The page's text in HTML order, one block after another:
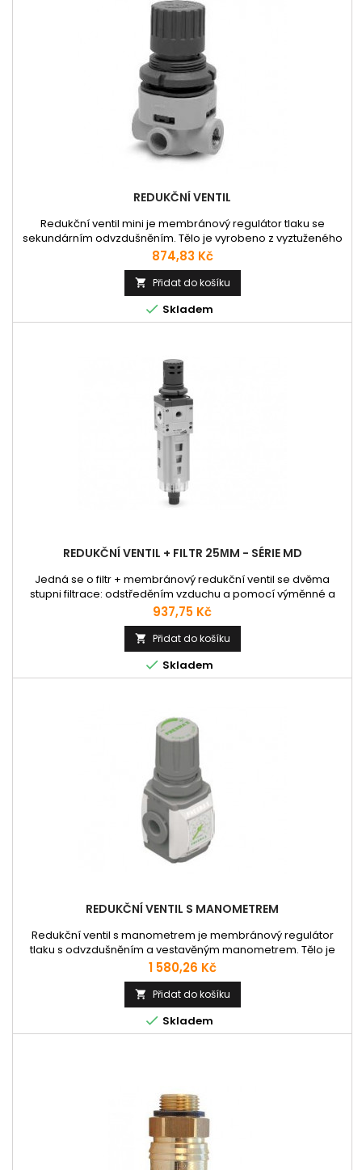
REDUKČNÍ VENTIL
Redukční ventil mini je membránový regulátor tlaku se
sekundárním odvzdušněním. Tělo je vyrobeno z vyztuženého
technopolymeru s mosaznými závitovými přípoji, obsahuje
ovládací konflík s aretací zatlačením směrem dolů, dále má
dva přípoje (závit 1/8") pro měření tlaku se záslepkou a matici
pro montáž do panelu. Tlak: 0,5-10bar
Cena
874,83 Kč
 Přidat do košíku
 Skladem
REDUKČNÍ VENTIL + FILTR 25ΜM - SÉRIE MD
Jedná se o filtr + membránový redukční ventil se dvěma
stupni filtrace: odstředěním vzduchu a pomocí výměnné a
znovu použitelné pórovité filtrační vložky HDPE. Tělo je
vyrobeno ze zinkové slitiny nebo z technopolymeru s
mosaznými závitovými přípoji. Montáž se provádí pomocí
šroubů M4 chráněných krytkou. Na tělo je našroubována
průhledná technopolymerová...
Cena
937,75 Kč
 Přidat do košíku
 Skladem
REDUKČNÍ VENTIL S MANOMETREM
Redukční ventil s manometrem je membránový regulátor
tlaku s odvzdušněním a vestavěným manometrem. Tělo je
vyrobeno z vyztuženého technopolymeru, závitový přípoj
variantně z technopolymeru nebo s kovovou vložkou.
Ovládací konflík je doplněn o aretaci zatlačením směrem
dolů. Redukční ventil je zároveň opatřen maticí pro montáž
do panelu. Tlak: 0-12bar
Cena
1 580,26 Kč
 Přidat do košíku
 Skladem